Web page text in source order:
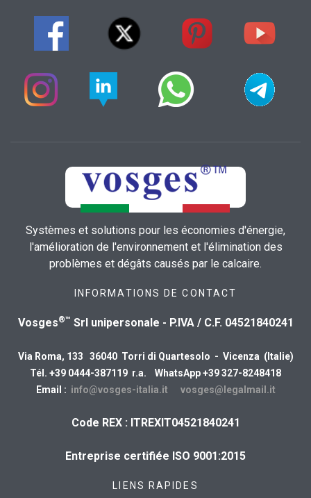
Systèmes et solutions pour les économies d'énergie,
l'amélioration de l'environnement et l'élimination des
problèmes et dégâts causés par le calcaire.
INFORMATIONS DE CONTACT
Vosges®™ Srl unipersonale - P.IVA / C.F. 04521840241
Via Roma, 133 36040 Torri di Quartesolo - Vicenza (Italie)
Tél. +39 0444-387119 r.a. WhatsApp +39 327-8248418
Email : info@vosges-italia.it vosges@legalmail.it
Code REX : ITREXIT04521840241
Entreprise certifiée ISO 9001:2015
LIENS RAPIDES